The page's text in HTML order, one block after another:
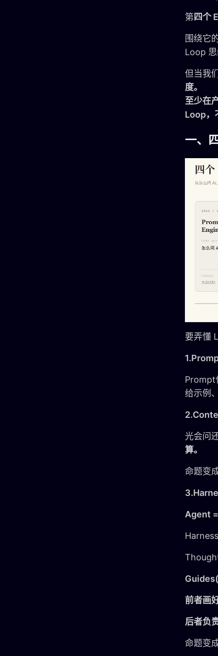
第四个
围绕它
Loop
但当我
度。
至少在
Loop，
一、
要弄懂
Prompt
给示例
光会问
算。
命题变成
Agent
Harness
前者画
后者负
命题变成